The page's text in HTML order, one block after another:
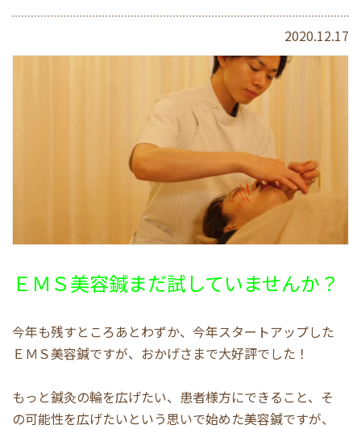
2020.12.17
ＥＭＳ美容鍼まだ試していませんか？
今年も残すところあとわずか、今年スタートアップした
ＥＭＳ美容鍼ですが、おかげさまで大好評でした！
もっと鍼灸の輪を広げたい、患者様方にできること、そ
の可能性を広げたいという思いで始めた美容鍼ですが、